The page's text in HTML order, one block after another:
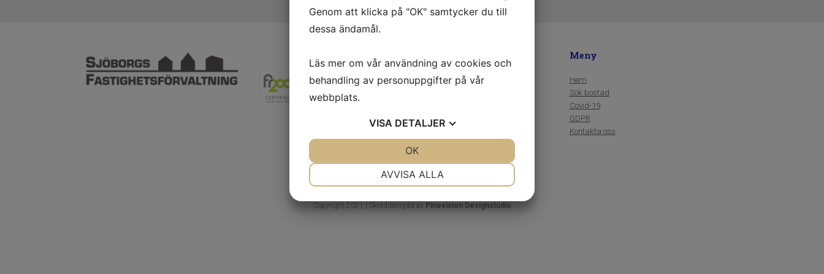
Sjöborgs Fastighetsförvaltning
Telefon:019-32 53 18
E-post:
Meny
Hem
Sök bostad
Covid-19
​​​​​​​GDPR
​​​​​​​Kontakta oss
Copyright 2021 | Skräddarsydd av Pinevision Designstudio
Genom att klicka på "OK" samtycker du till
dessa ändamål.
Läs mer om vår användning av cookies och
behandling av personuppgifter på vår
webbplats.
VISA DETALJER
MARKNADSFÖRING
AVVISA ALLA
OK